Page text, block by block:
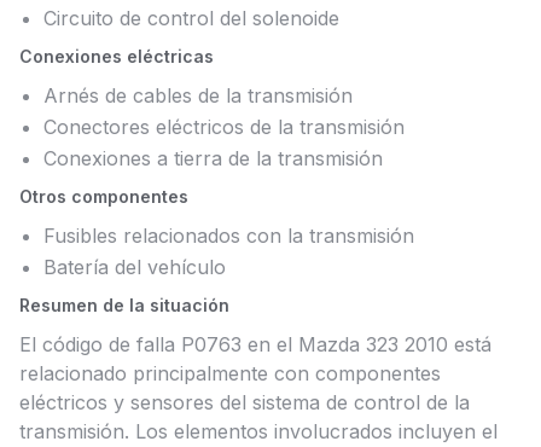
Circuito de control del solenoide
Conexiones eléctricas
Arnés de cables de la transmisión
Conectores eléctricos de la transmisión
Conexiones a tierra de la transmisión
Otros componentes
Fusibles relacionados con la transmisión
Batería del vehículo
Resumen de la situación
El código de falla P0763 en el Mazda 323 2010 está
relacionado principalmente con componentes
eléctricos y sensores del sistema de control de la
transmisión. Los elementos involucrados incluyen el